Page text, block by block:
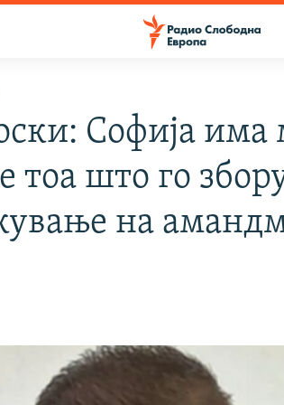
Софија има
тоа што го
на